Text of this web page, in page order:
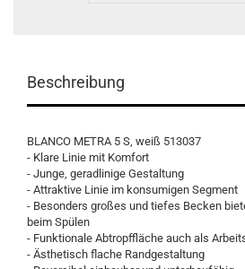
Beschreibung
BLANCO METRA 5 S, weiß 513037
- Klare Linie mit Komfort
- Junge, geradlinige Gestaltung
- Attraktive Linie im konsumigen Segment
- Besonders großes und tiefes Becken
beim Spülen
- Funktionale Abtropffläche auch als
- Ästhetisch flache Randgestaltung